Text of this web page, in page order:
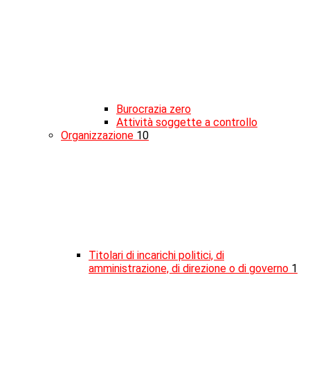
Burocrazia zero
Attività soggette a controllo
Organizzazione 10
Titolari di incarichi politici, di
amministrazione, di direzione o di governo 1